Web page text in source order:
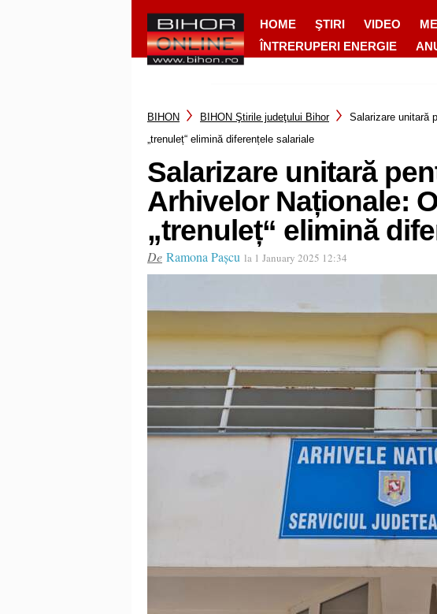
HOME ŞTIRI VIDEO
ÎNTRERUPERI ENERGIE
BIHON BIHON Ştirile judeţului Bihor
Salarizare unitară
„trenuleț“ elimină diferențele salariale
Salarizare unitară
Arhivelor Naționale:
„trenuleț“ elimină
De Ramona Pașcu la 1 January 2025 12:34